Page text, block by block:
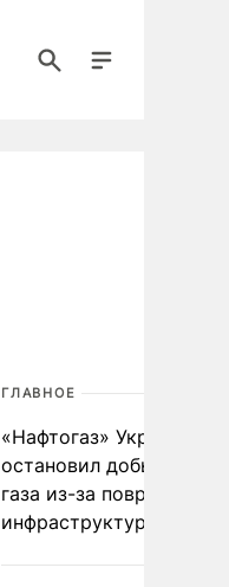
ГЛАВНОЕ
«Нафтогаз» Украины
остановил добычу
газа из-за повреждения
инфраструктуры